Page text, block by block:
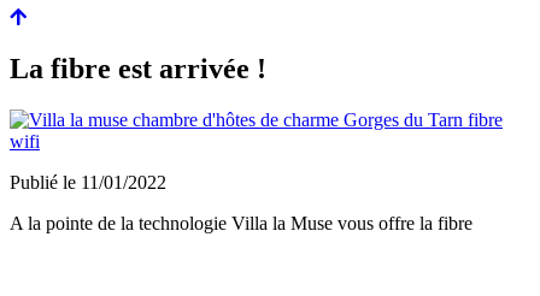
La fibre est arrivée !
Publié le 11/01/2022
A la pointe de la technologie Villa la Muse vous offre la fibre